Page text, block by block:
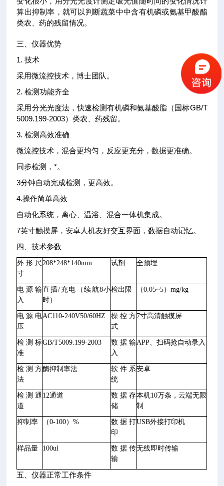
算出抑制率，就可以判断蔬菜中中含有机磷或氨基甲酸酯
类农、药的残留情况。
三、仪器优势
1. 技术
采用微流控技术，博士团队。
2. 检测功能齐全
采用分光光度法，快速检测有机磷和氨基酸脂（国标GB/T
5009.199-2003）类农、药残留。
3. 检测高效准确
微流控技术，混合更均匀，反应更充分，数据更准确。
同步检测，*。
3分钟自动完成检测，更高效。
4.操作简单高效
自动化系统，离心、温浴、混合一体机集成。
7英寸触摸屏，安卓人机友好交互界面，数据自动记忆。
四、技术参数
外形尺
寸
208*248*140mm 试剂 全预埋
电源输
入
直插/充电（续航8小
时）
检出限 （0.05~5）mg/kg
电源电
压
AC110-240V50/60HZ
操控方
式
7寸高清触摸屏
检测标
准
GB/T5009.199-2003
数据输
入
APP、扫码抢自动录入
检测方
法
酶抑制率法
软件系
统
安卓
检测通
道
12通道
数据存
储
本机10万条，云端无限
制
抑制率 （0-100）%
数据打
印
USB外接打印机
样品量 100ul
数据传
输
无线即时传输
五、仪器正常工作条件